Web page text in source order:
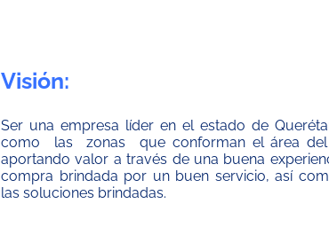
Visión:
Ser una empresa líder en el estado de
como las zonas que conforman el área del
aportando valor a través de una buena
compra brindada por un buen servicio, así
las soluciones brindadas.